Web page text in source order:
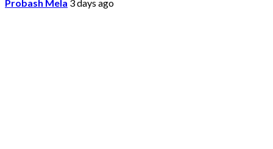
Probash Mela 3 days ago